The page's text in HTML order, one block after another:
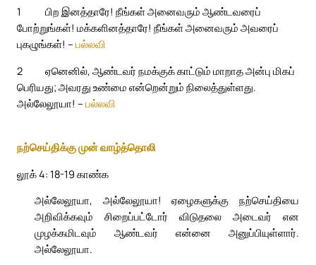
1
பிற இனத்தாரே! நீங்கள் அனைவரும் ஆண்டவரைப்
போற்றுங்கள்! மக்களினத்தாரே! நீங்கள் அனைவரும் அவரைப்
புகழுங்கள்! – பல்லவி
2
ஏனெனில், ஆண்டவர் நமக்குக் காட்டும் மாறாத அன்பு மிகப்
பெரியது; அவரது உண்மை என்றென்றும் நிலைத்துள்ளது.
அல்லேலூயா! – பல்லவி
நற்செய்திக்கு முன் வாழ்த்தொலி
லூக் 4: 18-19 காண்க
அல்லேலூயா, அல்லேலூயா! ஏழைகளுக்கு நற்செய்தியை
அறிவிக்கவும் சிறைப்பட்டோர் விடுதலை அடைவர் என
முழக்கமிடவும் ஆண்டவர் என்னை அனுப்பியுள்ளார்.
அல்லேலூயா.